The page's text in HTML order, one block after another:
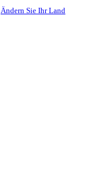
Ändern Sie Ihr Land